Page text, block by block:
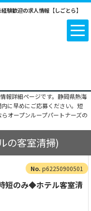
験歓迎の求人情報【しごとら】
報詳細ページです。静岡県熱海
に早めにご応募ください。短
オープンループパートナーズの
の客室清掃)
p62250900501
短のみ◆ホテル客室清